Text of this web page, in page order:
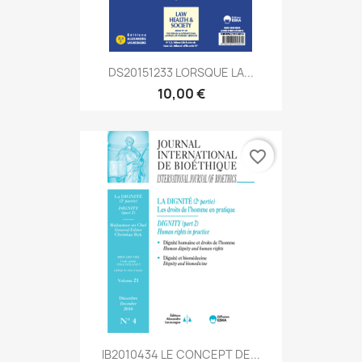
DS20151233 LORSQUE LA...
10,00 €
IB2010434 LE CONCEPT DE...
favorite_border